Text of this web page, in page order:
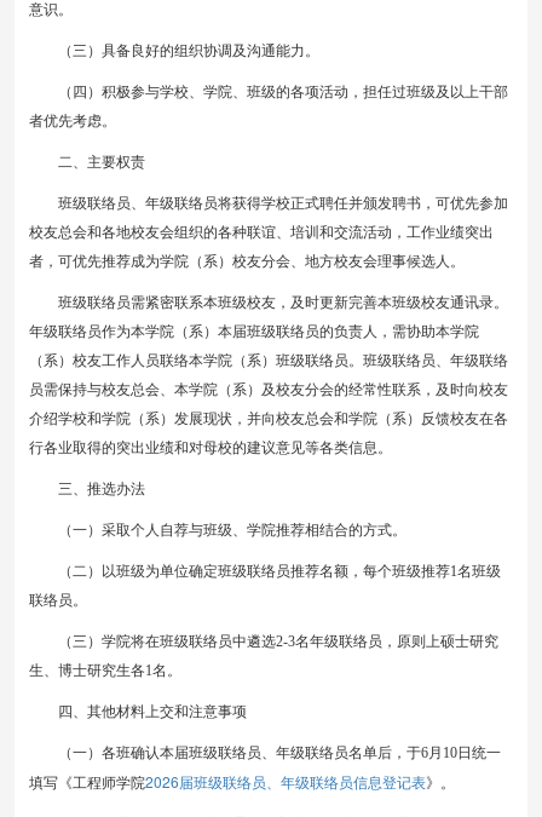
意识。
（三）具备良好的组织协调及沟通能力。
（四）积极参与学校、学院、班级的各项活动，担任过班级及以上干部
者优先考虑。
二、主要权责
班级联络员、年级联络员将获得学校正式聘任并颁发聘书，可优先参加
校友总会和各地校友会组织的各种联谊、培训和交流活动，工作业绩突出
者，可优先推荐成为学院（系）校友分会、地方校友会理事候选人。
班级联络员需紧密联系本班级校友，及时更新完善本班级校友通讯录。
年级联络员作为本学院（系）本届班级联络员的负责人，需协助本学院
（系）校友工作人员联络本学院（系）班级联络员。班级联络员、年级联络
员需保持与校友总会、本学院（系）及校友分会的经常性联系，及时向校友
介绍学校和学院（系）发展现状，并向校友总会和学院（系）反馈校友在各
行各业取得的突出业绩和对母校的建议意见等各类信息。
三、推选办法
（一）采取个人自荐与班级、学院推荐相结合的方式。
（二）以班级为单位确定班级联络员推荐名额，每个班级推荐1名班级
联络员。
（三）学院将在班级联络员中遴选2-3名年级联络员，原则上硕士研究
生、博士研究生各1名。
四、其他材料上交和注意事项
（一）各班确认本届班级联络员、年级联络员名单后，于6月10日统一
填写《工程师学院2026届班级联络员、年级联络员信息登记表》。